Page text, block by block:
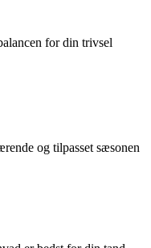
for din trivsel
og tilpasset sæsonen